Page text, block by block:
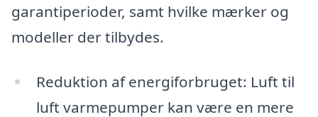
garantiperioder, samt hvilke mærker og
modeller der tilbydes.
Reduktion af energiforbruget: Luft til
luft varmepumper kan være en mere